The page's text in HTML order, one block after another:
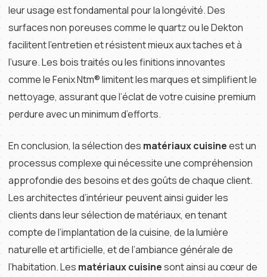
leur usage est fondamental pour la longévité. Des
surfaces non poreuses comme le quartz ou le Dekton
facilitent l’entretien et résistent mieux aux taches et à
l’usure. Les bois traités ou les finitions innovantes
comme le Fenix Ntm® limitent les marques et simplifient le
nettoyage, assurant que l’éclat de votre cuisine premium
perdure avec un minimum d’efforts.
En conclusion, la sélection des matériaux cuisineest un
processus complexe qui nécessite une compréhension
approfondie des besoins et des goûts de chaque client.
Les architectes d’intérieur peuvent ainsi guider les
clients dans leur sélection de matériaux, en tenant
compte de l’implantation de la cuisine, de la lumière
naturelle et artificielle, et de l’ambiance générale de
l’habitation. Les matériaux cuisinesont ainsi au cœur de